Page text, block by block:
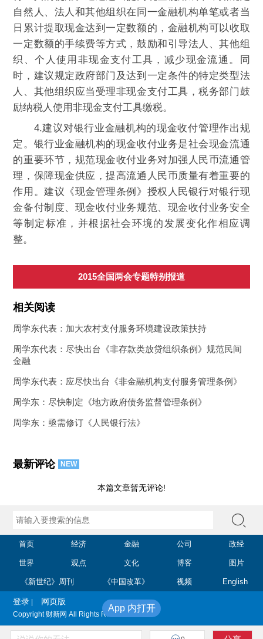
自然人、法人和其他组织在同一金融机构单笔或者当
日累计提取现金达到一定数额的，金融机构可以收取
一定数额的手续费等方式，鼓励和引导法人、其他组
织、个人使用非现金支付工具，减少现金流通。同
时，建议规定政府部门及达到一定条件的特定类型法
人、其他组织应当受理非现金支付工具，税务部门鼓
励纳税人使用非现金支付工具缴税。
4.建议对银行业金融机构的现金收付管理作出规
定。银行业金融机构的现金收付业务是社会现金流通
的重要环节，规范现金收付业务对加强人民币流通管
理，保障现金供应，提高流通人民币质量有着重要的
作用。建议《现金管理条例》授权人民银行对银行现
金备付制度、现金收付业务规范、现金收付业务安全
等制定标准，并根据社会环境的发展变化作相应调
整。
2015全国两会专题特别报道
相关阅读
周学东代表：加大农村支付服务环境建设政策扶持
周学东代表：尽快出台《非存款类放贷组织条例》规范民间
金融
周学东代表：应尽快出台《非金融机构支付服务管理条例》
周学东：尽快制定《地方政府债务监督管理条例》
周学东：亟需修订《人民银行法》
最新评论 NEW
本篇文章暂无评论!
首页 经济 金融 公司 政经
世界 观点 文化 博客 图片
《新世纪》周刊 《中国改革》 视频 English
登录 网页版
Copyright 财新网 All Rights Reserved
App 内打开